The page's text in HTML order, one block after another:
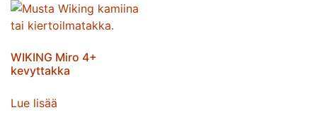
WIKING Miro 4+
kevyttakka
Lue lisää